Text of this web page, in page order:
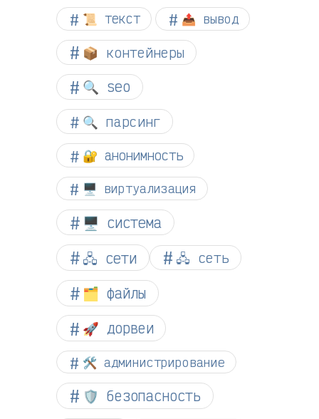
📜 текст 📤 вывод
📦 контейнеры
🔍 seo
🔍 парсинг
🔐 анонимность
🖥️ виртуализация
🖥️ система
🖧 сети
🖧 сеть
🗂️ файлы
🚀 дорвеи
🛠️ администрирование
🛡️ безопасность